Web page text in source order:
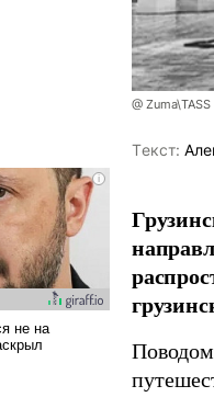
@ Zuma\TASS
Tекст: